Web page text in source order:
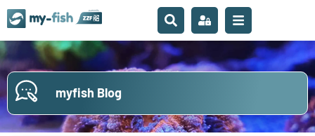
myfish Blog